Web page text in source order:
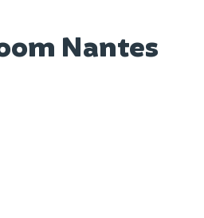
Nantes